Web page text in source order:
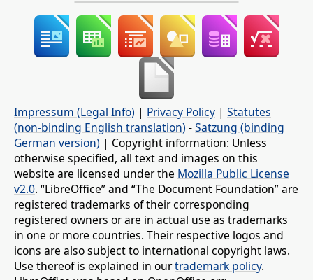
Impressum (Legal Info) | Privacy Policy | Statutes
(non-binding English translation) -Satzung (binding
German version) | Copyright information: Unless
otherwise specified, all text and images on this
website are licensed under the Mozilla Public License
v2.0. “LibreOffice” and “The Document Foundation” are
registered trademarks of their corresponding
registered owners or are in actual use as trademarks
in one or more countries. Their respective logos and
icons are also subject to international copyright laws.
Use thereof is explained in ourtrademark policy.